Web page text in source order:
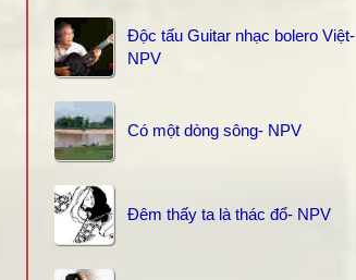
Độc tấu Guitar nhạc bolero Việt-
NPV
Có một dòng sông- NPV
Đêm thấy ta là thác đổ- NPV